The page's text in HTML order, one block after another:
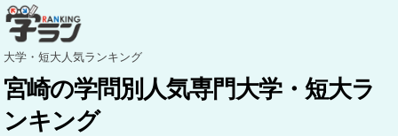
大学・短大人気ランキング
宮崎の学問別人気専門大学・短大ラ
ンキング